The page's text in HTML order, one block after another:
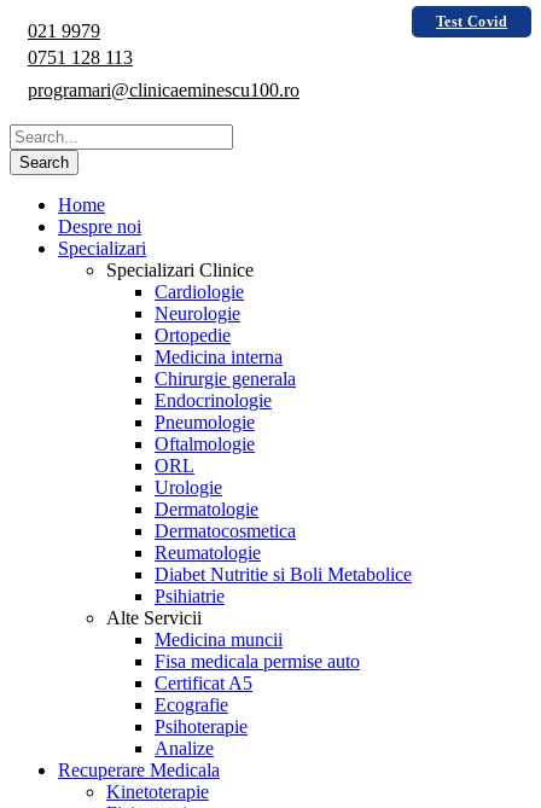
021 9979
0751 128 113
programari@clinicaeminescu100.ro
Test Covid
Home
Despre noi
Specializari
Specializari Clinice
Cardiologie
Neurologie
Ortopedie
Medicina interna
Chirurgie generala
Endocrinologie
Pneumologie
Oftalmologie
ORL
Urologie
Dermatologie
Dermatocosmetica
Reumatologie
Diabet Nutritie si Boli Metabolice
Psihiatrie
Alte Servicii
Medicina muncii
Fisa medicala permise auto
Certificat A5
Ecografie
Psihoterapie
Analize
Recuperare Medicala
Kinetoterapie